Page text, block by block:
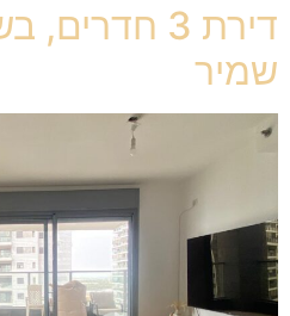
דירת 3
שמיר